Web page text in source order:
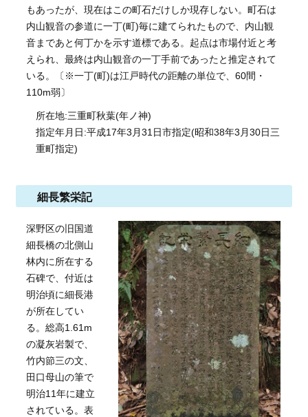
もあったが、現在はこの町石だけしか現存しない。町石は
内山観音の参道に一丁(町)毎に建てられたもので、内山観
音まであと何丁かを示す道標である。起点は市場付近と考
えられ、最終は内山観音の一丁手前であったと推定されて
いる。〔※一丁(町)は江戸時代の距離の単位で、60間・
110m弱〕
所在地:三重町秋葉(年ノ神)
指定年月日:平成17年3月31日市指定(昭和38年3月30日三
重町指定)
細長繁栄記
深野区の旧国道
細長橋の北側山
林内に所在する
石碑で、付近は
明治頃に細長港
が所在してい
る。総高1.61m
の凝灰岩製で、
竹内節三の文、
田口母山の筆で
明治11年に建立
されている。表